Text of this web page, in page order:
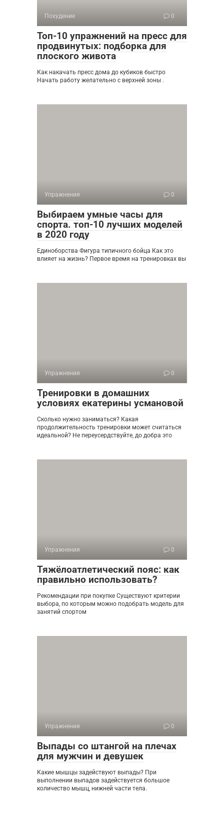
Похудение 0
Топ-10 упражнений на пресс для
продвинутых: подборка для
плоского живота
Как накачать пресс дома до кубиков быстро
Начать работу желательно с верхней зоны .
Упражнения 0
Выбираем умные часы для
спорта. топ-10 лучших моделей
в 2020 году
Единоборства Фигура типичного бойца Как это
влияет на жизнь? Первое время на тренировках вы
Упражнения 0
Тренировки в домашних
условиях екатерины усмановой
Сколько нужно заниматься? Какая
продолжительность тренировки может считаться
идеальной? Не переусердствуйте, до добра это
Упражнения 0
Тяжёлоатлетический пояс: как
правильно использовать?
Рекомендации при покупке Существуют критерии
выбора, по которым можно подобрать модель для
занятий спортом
Упражнения 0
Выпады со штангой на плечах
для мужчин и девушек
Какие мышцы задействуют выпады? При
выполнении выпадов задействуется большое
количество мышц, нижней части тела.